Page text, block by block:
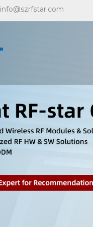
info@szrfstar.com